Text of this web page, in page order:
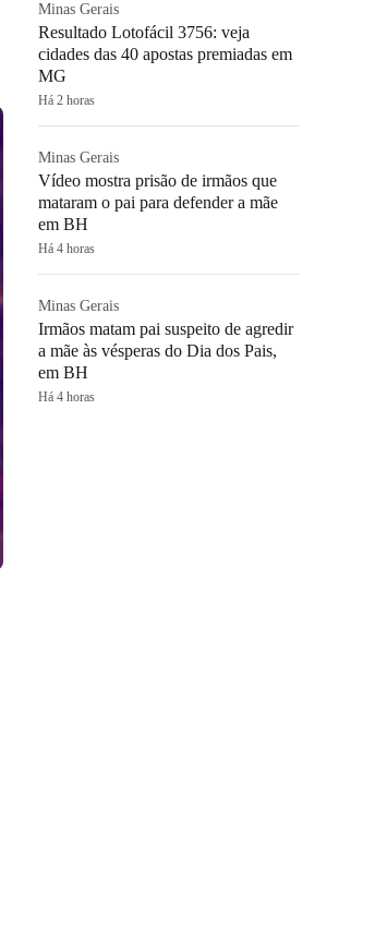
Minas Gerais
Resultado Lotofácil 3756: veja
cidades das 40 apostas premiadas em
MG
Há 2 horas
Minas Gerais
Vídeo mostra prisão de irmãos que
mataram o pai para defender a mãe
em BH
Há 4 horas
Minas Gerais
Irmãos matam pai suspeito de agredir
a mãe às vésperas do Dia dos Pais,
em BH
Há 4 horas